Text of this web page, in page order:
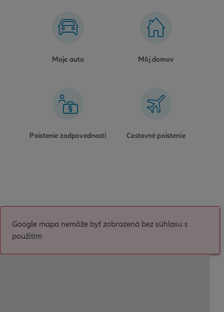
Moje auto Môj domov
Poistenie zodpovednosti Cestovné poistenie
Google mapa nemôže byť zobrazená bez súhlasu s
použitím